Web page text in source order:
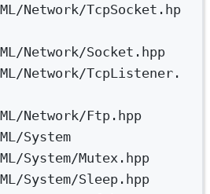
Network/TcpSocket.hp
Network/Socket.hpp
Network/TcpListener.
Network/Ftp.hpp
System
System/Mutex.hpp
System/Sleep.hpp